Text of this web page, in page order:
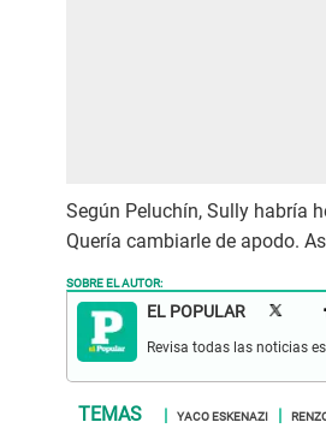
Según Peluchín, Sully habría
Quería cambiarle de apodo.
SOBRE EL AUTOR:
EL POPULAR
Revisa todas las noticias
YACO ESKENAZI